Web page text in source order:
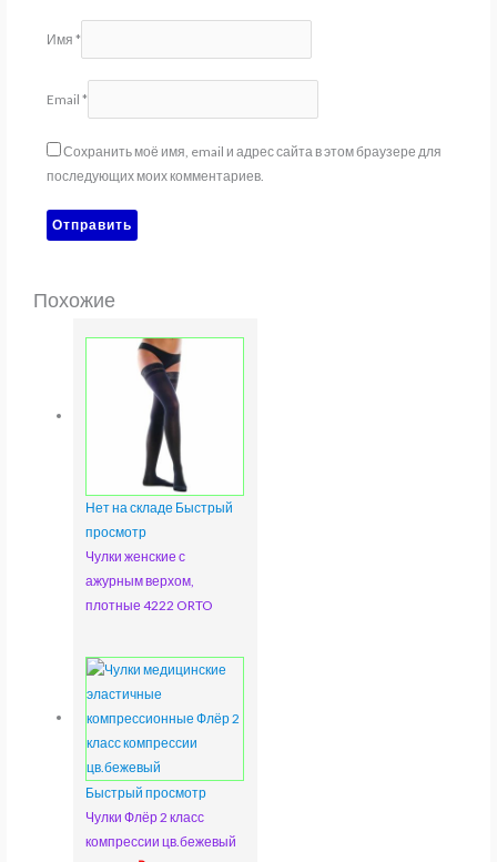
Имя *
Email *
Сохранить моё имя, email и адрес сайта в этом браузере для
последующих моих комментариев.
Похожие
Нет на складе Быстрый
просмотр
Чулки женские с
ажурным верхом,
плотные 4222 ORTO
Быстрый просмотр
Чулки Флёр 2 класс
компрессии цв.бежевый